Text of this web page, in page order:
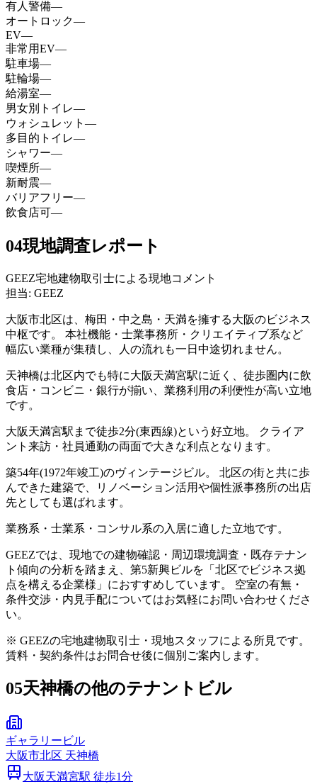
有人警備—
オートロック—
EV—
非常用EV—
駐車場—
駐輪場—
給湯室—
男女別トイレ—
ウォシュレット —
多目的トイレ—
シャワー—
喫煙所—
新耐震—
バリアフリー—
飲食店可—
04現地調査レポート
GEEZ宅地建物取引士による現地コメント
担当: GEEZ
大阪市北区は、梅田・中之島・天満を擁する大阪のビジネス
中枢です。 本社機能・士業事務所・クリエイティブ系など
幅広い業種が集積し、人の流れも一日中途切れません。
天神橋は北区内でも特に大阪天満宮駅に近く、徒歩圏内に飲
食店・コンビニ・銀行が揃い、業務利用の利便性が高い立地
です。
大阪天満宮駅まで徒歩2分(東西線)という好立地。 クライア
ント来訪・社員通勤の両面で大きな利点となります。
築54年(1972年竣工)のヴィンテージビル。 北区の街と共に歩
んできた建築で、リノベーション活用や個性派事務所の出店
先としても選ばれます。
業務系・士業系・コンサル系の入居に適した立地です。
GEEZでは、現地での建物確認・周辺環境調査・既存テナン
ト傾向の分析を踏まえ、第5新興ビルを「北区でビジネス拠
点を構える企業様」におすすめしています。 空室の有無・
条件交渉・内見手配についてはお気軽にお問い合わせくださ
い。
※ GEEZの宅地建物取引士・現地スタッフによる所見です。
賃料・契約条件はお問合せ後に個別ご案内します。
05天神橋の他のテナントビル
ギャラリービル
大阪市北区 天神橋
大阪天満宮駅 徒歩1分